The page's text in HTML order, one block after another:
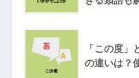
「この度
の違いは？